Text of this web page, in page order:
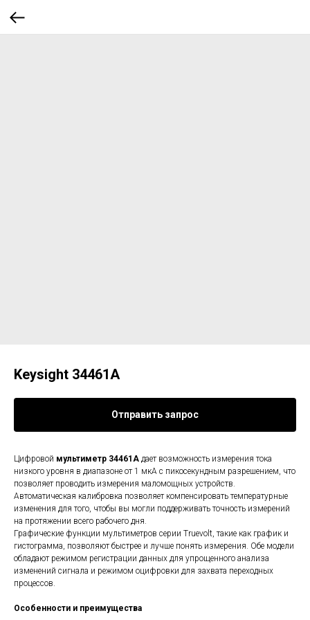
Keysight 34461A
Отправить запрос
Цифровой мультиметр 34461A дает возможность измерения тока
низкого уровня в диапазоне от 1 мкА с пикосекундным разрешением, что
позволяет проводить измерения маломощных устройств.
Автоматическая калибровка позволяет компенсировать температурные
изменения для того, чтобы вы могли поддерживать точность измерений
на протяжении всего рабочего дня.
Графические функции мультиметров серии Truevolt, такие как график и
гистограмма, позволяют быстрее и лучше понять измерения. Обе модели
обладают режимом регистрации данных для упрощенного анализа
изменений сигнала и режимом оцифровки для захвата переходных
процессов.
Особенности и преимущества